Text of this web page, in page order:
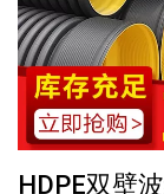
HDPE双壁